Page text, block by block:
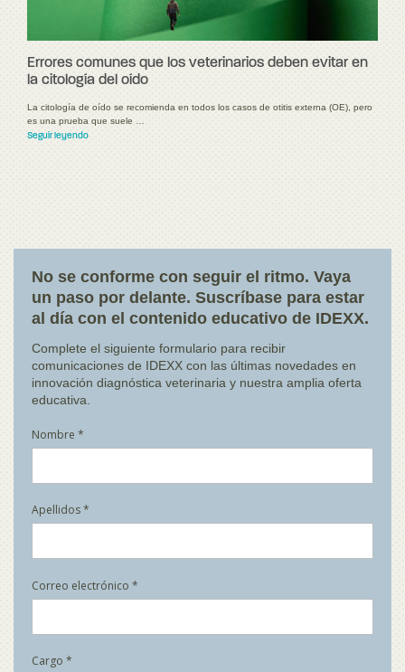
Errores comunes que los veterinarios deben evitar en
la citología del oído
La citología de oído se recomienda en todos los casos de otitis externa (OE), pero
es una prueba que suele …
Seguir leyendo
No se conforme con seguir el ritmo. Vaya
un paso por delante. Suscríbase para estar
al día con el contenido educativo de IDEXX.